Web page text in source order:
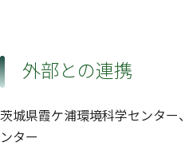
外部との連携
茨城県霞ケ浦環境科学センタ
ンター